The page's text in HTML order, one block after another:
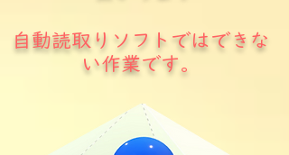
自動読取りソフトではできな
い作業です。